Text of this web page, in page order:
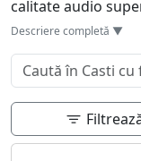
calitate audio
audiophile, DJ sau
Fara a necesita
Varietatea de
incorporat,
multiple
pentru cei care
Descriere completă ▼